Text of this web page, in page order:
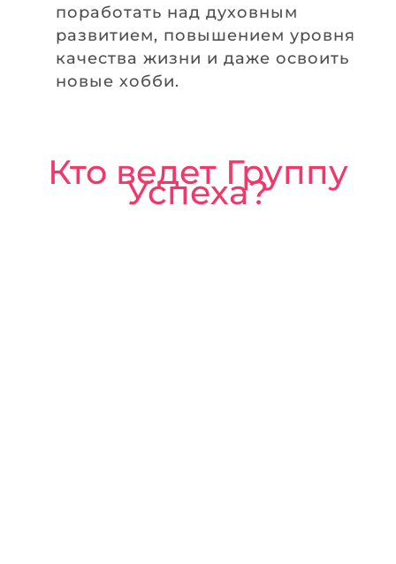
поработать над духовным
развитием, повышением уровня
качества жизни и даже освоить
новые хобби.
Кто ведет Группу
Успеха?